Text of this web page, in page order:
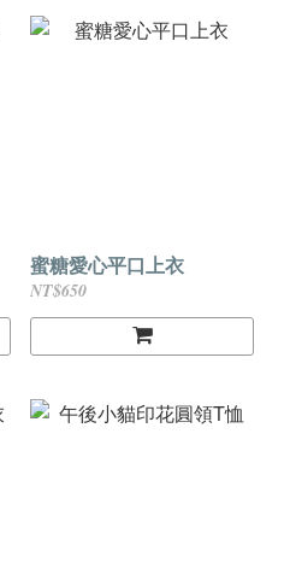
蜜糖愛心平口上衣
NT$650